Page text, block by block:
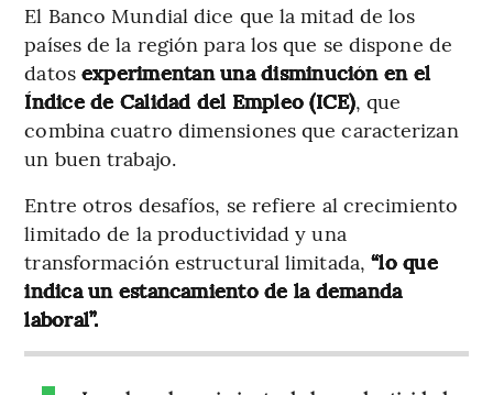
El Banco Mundial dice que la mitad de los
países de la región para los que se dispone de
datos experimentan una disminución en el
Índice de Calidad del Empleo (ICE), que
combina cuatro dimensiones que caracterizan
un buen trabajo.
Entre otros desafíos, se refiere al crecimiento
limitado de la productividad y una
transformación estructural limitada, “lo que
indica un estancamiento de la demanda
laboral”.